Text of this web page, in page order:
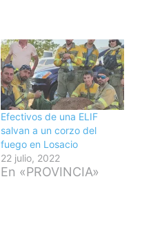
Efectivos de una ELIF
salvan a un corzo del
fuego en Losacio
22 julio, 2022
En «PROVINCIA»